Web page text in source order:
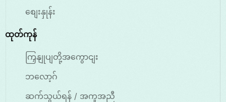
စျေးနှုန်း
ထုတ်ကုန်
ကြှနျုပျတို့အကွောငျး
ဘလော့ဂ်
ဆက်သွယ်ရန် / အကူအညီ